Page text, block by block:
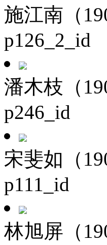
施江南（
p126_2_id
潘木枝（
p246_id
宋斐如（
p111_id
林旭屏（